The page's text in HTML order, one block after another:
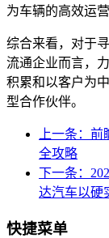
为车辆的高效运
综合来看，对于
流通企业而言，
积累和以客户为
型合作伙伴。
上一条：
全攻略
下一条：
达汽车以硬
快捷菜单